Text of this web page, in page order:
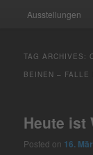
Ausstellungen
TAG ARCHIVES:
BEINEN – FALLE
Heute ist
Posted on 16.